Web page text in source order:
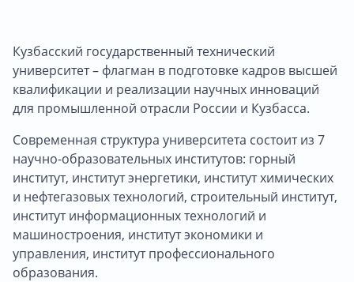
Кузбасский государственный технический
университет – флагман в подготовке кадров высшей
квалификации и реализации научных инноваций
для промышленной отрасли России и Кузбасса.
Современная структура университета состоит из 7
научно-образовательных институтов: горный
институт, институт энергетики, институт химических
и нефтегазовых технологий, строительный институт,
институт информационных технологий и
машиностроения, институт экономики и
управления, институт профессионального
образования.